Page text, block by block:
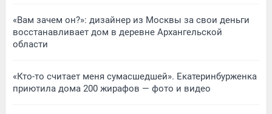
«Вам зачем он?»: дизайнер из Москвы за свои деньги
восстанавливает дом в деревне Архангельской
области
«Кто-то считает меня сумасшедшей». Екатеринбурженка
приютила дома 200 жирафов — фото и видео